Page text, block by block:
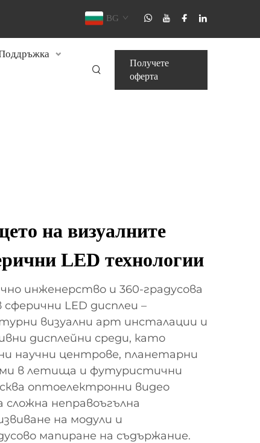
BG
Получете
оферта
на визуалните
LED технологии
инженерство и 360-градусова
LED дисплеи –
визуални арт инсталации и
дисплейни среди, като
научни центрове, планетарни
в летища и футуристични
оптоелектронни видео
неправоъгълна
на модули и
мапиране на съдържание.